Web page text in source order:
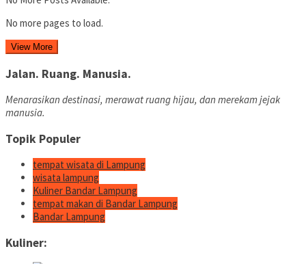
No more pages to load.
View More
Jalan. Ruang. Manusia.
Menarasikan destinasi, merawat ruang hijau, dan merekam jejak
manusia.
Topik Populer
tempat wisata di Lampung
wisata lampung
Kuliner Bandar Lampung
tempat makan di Bandar Lampung
Bandar Lampung
Kuliner: